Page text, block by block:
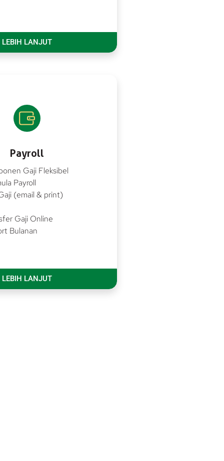
LEBIH LANJUT
Payroll
Gaji Fleksibel
Payroll
(email & print)
Gaji Online
Bulanan
LEBIH LANJUT